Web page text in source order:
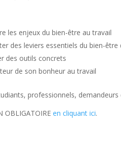
les enjeux du bien-être au travail
des leviers essentiels du bien-
des outils concrets
de son bonheur au travail
professionnels,
OBLIGATOIREen cliquant ici.